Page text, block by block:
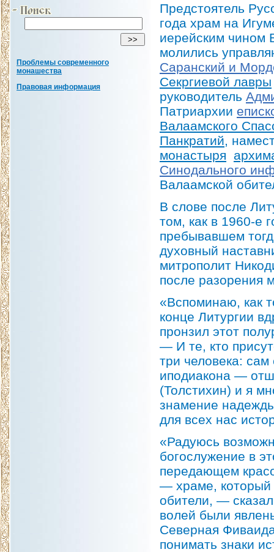
Проблемы современного
монашества
Правовая информация
Предстоятель
года храм на
иерейским чином
молились
Саранский и
Секргиевой лавры
руководитель
Патриархии
Валаамского
Панкратий,
монастыря
Синодального
Валаамской
В слове после
том, как в 1960-е
пребывавшем
духовный
митрополит
после разорения
«Вспоминаю, как
конце Литургии
пронзил этот
— И те, кто
три человека:
иподиакона —
(Толстихин) и я
знамение
для всех нас
«Радуюсь
богослужение в
передающем
— храме, который
обители, —
волей были
Северная
понимать знаки